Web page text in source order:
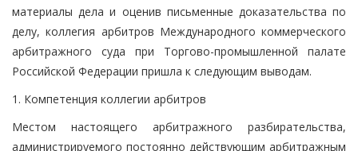
материалы дела и оценив письменные доказательства по
делу, коллегия арбитров Международного коммерческого
арбитражного суда при Торгово-промышленной палате
Российской Федерации пришла к следующим выводам.
1. Компетенция коллегии арбитров
Местом настоящего арбитражного разбирательства,
администрируемого постоянно действующим арбитражным